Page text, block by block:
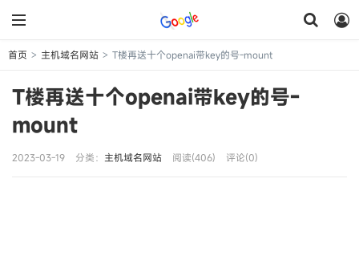
首页 > 主机域名网站 > T楼再送十个openai带key的号-mount
T楼再送十个openai带key的号-
mount
2023-03-19 分类： 主机域名网站 阅读(406) 评论(0)